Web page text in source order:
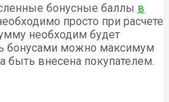
бонусные баллы в
просто при расчете
необходим будет
бонусами можно максимум
быть внесена покупателем.